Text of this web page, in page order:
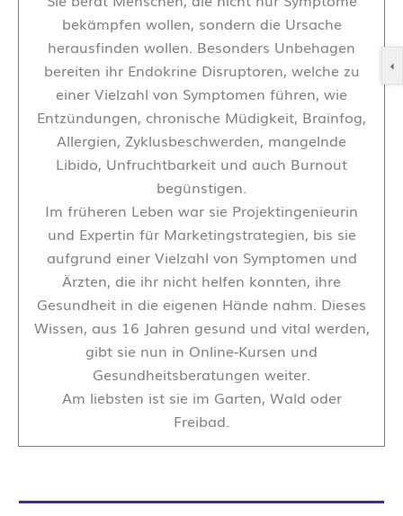
bekämpfen wollen, sondern die Ursache
herausfinden wollen. Besonders Unbehagen
bereiten ihr Endokrine Disruptoren, welche zu
einer Vielzahl von Symptomen führen, wie
Entzündungen, chronische Müdigkeit, Brainfog,
Allergien, Zyklusbeschwerden, mangelnde
Libido, Unfruchtbarkeit und auch Burnout
begünstigen.
Im früheren Leben war sie Projektingenieurin
und Expertin für Marketingstrategien, bis sie
aufgrund einer Vielzahl von Symptomen und
Ärzten, die ihr nicht helfen konnten, ihre
Gesundheit in die eigenen Hände nahm. Dieses
Wissen, aus 16 Jahren gesund und vital werden,
gibt sie nun in Online-Kursen und
Gesundheitsberatungen weiter.
Am liebsten ist sie im Garten, Wald oder
Freibad.